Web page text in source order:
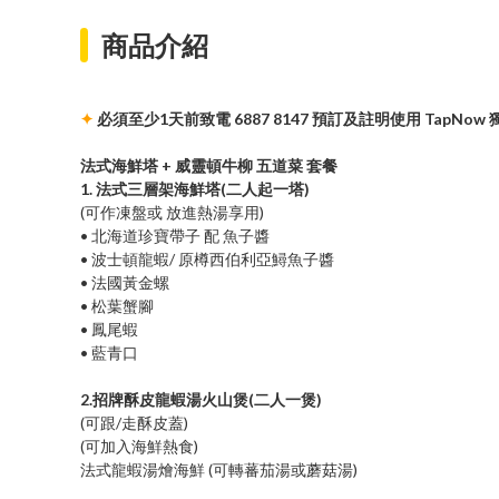
商品介紹
✦ 必須至少1天前致電 6887 8147 預訂及註明使用 TapNow
法式海鮮塔 + 威靈頓牛柳 五道菜 套餐
1. 法式三層架海鮮塔(二人起一塔)
(可作凍盤或 放進熱湯享用)
• 北海道珍寶帶子 配 魚子醬
• 波士頓龍蝦/ 原樽西伯利亞鱘魚子醬
• 法國黃金螺
• 松葉蟹腳
• 鳳尾蝦
• 藍青口
2.招牌酥皮龍蝦湯火山煲(二人一煲)
(可跟/走酥皮蓋)
(可加入海鮮熱食)
法式龍蝦湯燴海鮮 (可轉蕃茄湯或蘑菇湯)